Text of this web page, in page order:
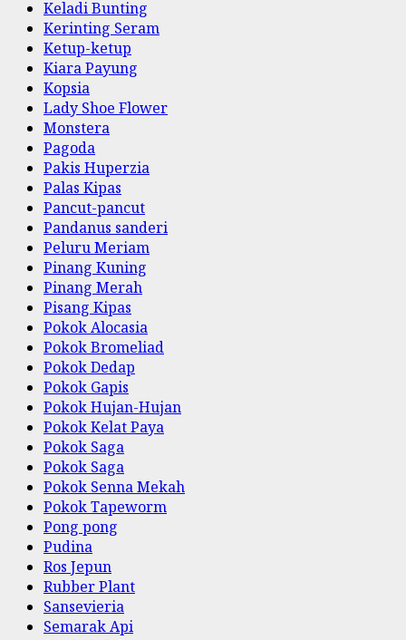
Keladi Bunting
Kerinting Seram
Ketup-ketup
Kiara Payung
Kopsia
Lady Shoe Flower
Monstera
Pagoda
Pakis Huperzia
Palas Kipas
Pancut-pancut
Pandanus sanderi
Peluru Meriam
Pinang Kuning
Pinang Merah
Pisang Kipas
Pokok Alocasia
Pokok Bromeliad
Pokok Dedap
Pokok Gapis
Pokok Hujan-Hujan
Pokok Kelat Paya
Pokok Saga
Pokok Saga
Pokok Senna Mekah
Pokok Tapeworm
Pong pong
Pudina
Ros Jepun
Rubber Plant
Sansevieria
Semarak Api